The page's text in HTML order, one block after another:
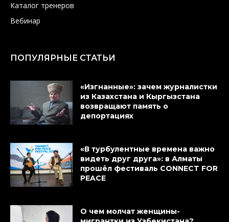
Каталог тренеров
Вебинар
ПОПУЛЯРНЫЕ СТАТЬИ
«Изгнанные»: зачем журналистки
из Казахстана и Кыргызстана
возвращают память о
депортациях
«В турбулентные времена важно
видеть друг друга»: в Алматы
прошёл фестиваль CONNECT FOR
PEACE
О чем молчат женщины-